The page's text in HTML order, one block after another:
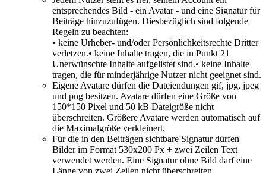
entsprechendes Bild - ein Avatar - und eine Signatur für
Beiträge hinzuzufügen. Diesbezüglich sind folgende
Regeln zu beachten:
• keine Urheber- und/oder Persönlichkeitsrechte Dritter
verletzen.• keine Inhalte tragen, die in Punkt 21
Unerwünschte Inhalte aufgelistet sind.• keine Inhalte
tragen, die für minderjährige Nutzer nicht geeignet sind.
Eigene Avatare dürfen die Dateiendungen gif, jpg, jpeg
und png besitzen. Avatare dürfen eine Größe von
150*150 Pixel und 50 kB Dateigröße nicht
überschreiten. Größere Avatare werden automatisch auf
die Maximalgröße verkleinert.
Für die in den Beiträgen sichtbare Signatur dürfen
Bilder im Format 530x200 Px + zwei Zeilen Text
verwendet werden. Eine Signatur ohne Bild darf eine
Länge von zwei Zeilen nicht überschreiten.